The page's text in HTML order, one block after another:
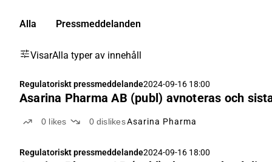
Utdelningskalender
Kommande och tidigare utdelningar
Alla Pressmeddelanden
VisarAlla typer av innehåll
Regulatoriskt pressmeddelande2024-09-16 18:00
Asarina Pharma AB (publ) avnoteras och
0 likes 0 dislikesAsarina Pharma
Regulatoriskt pressmeddelande2024-09-16 18:00